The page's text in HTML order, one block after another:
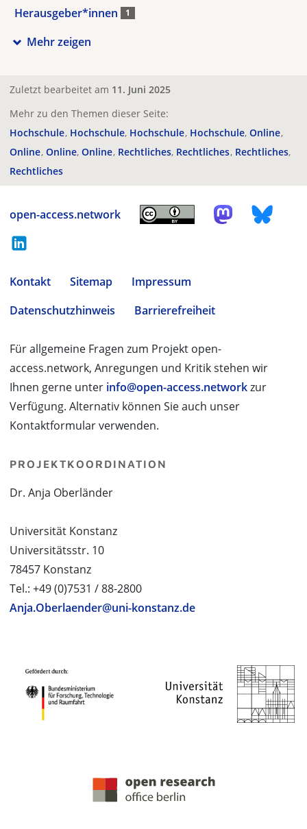
Herausgeber*innen 1
Mehr zeigen
Zuletzt bearbeitet am 11. Juni 2025
Mehr zu den Themen dieser Seite:
Hochschule Hochschule Hochschule Hochschule Online
Online Online Online Rechtliches Rechtliches Rechtliches
Rechtliches
open-access.network
Kontakt Sitemap
Impressum
Datenschutzhinweis
Barrierefreiheit
Für allgemeine Fragen zum Projekt open-
access.network, Anregungen und Kritik stehen wir
Ihnen gerne unter info@open-access.networkzur
Verfügung. Alternativ können Sie auch unser
Kontaktformular verwenden.
PROJEKTKOORDINATION
Dr. Anja Oberländer
Universität Konstanz
Universitätsstr. 10
78457 Konstanz
Tel.: +49 (0)7531 / 88-2800
Anja.Oberlaender@uni-konstanz.de